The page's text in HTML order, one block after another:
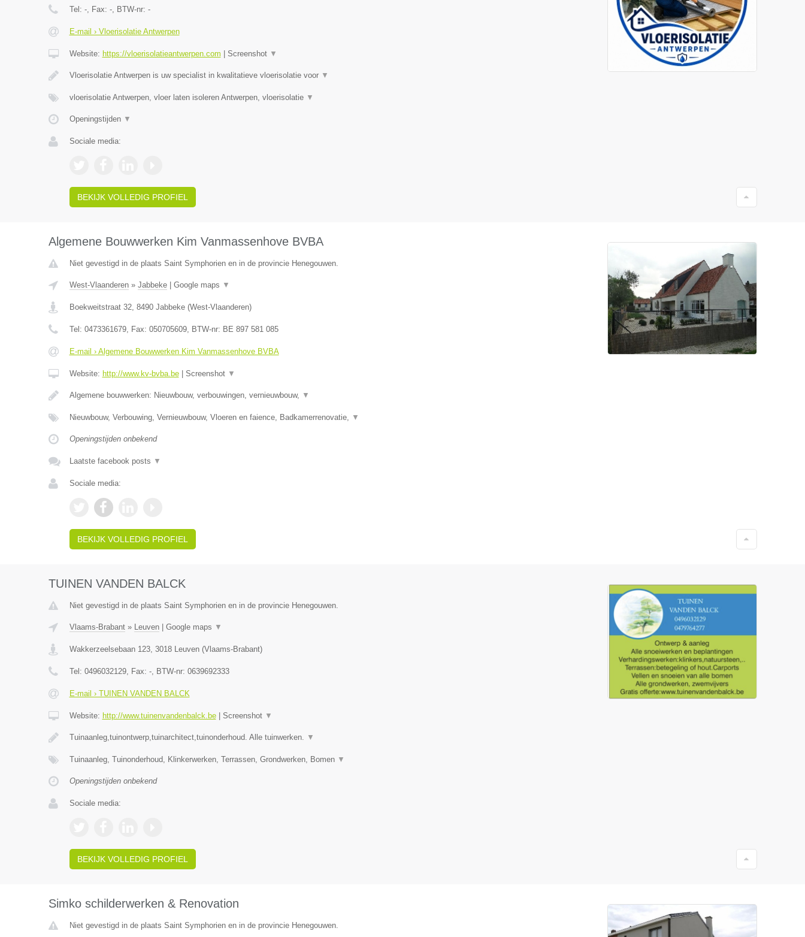
Tel: -, Fax: -, BTW-nr: -
E-mail › Vloerisolatie Antwerpen
Website: https://vloerisolatieantwerpen.com Screenshot ▼
Vloerisolatie Antwerpen is uw specialist in kwalitatieve vloerisolatie voor ▼
vloerisolatie Antwerpen, vloer laten isoleren Antwerpen, vloerisolatie ▼
Openingstijden ▼
Sociale media:
BEKIJK VOLLEDIG PROFIEL
Algemene Bouwwerken Kim Vanmassenhove BVBA
Niet gevestigd in de plaats Saint Symphorien en in de provincie Henegouwen.
West-Vlaanderen» Jabbeke| Google maps ▼
Boekweitstraat 32, 8490 Jabbeke(West-Vlaanderen)
Tel: 0473361679, Fax: 050705609, BTW-nr: BE 897 581 085
E-mail › Algemene Bouwwerken Kim Vanmassenhove BVBA
Website: http://www.kv-bvba.be| Screenshot ▼
Algemene bouwwerken: Nieuwbouw, verbouwingen, vernieuwbouw, ▼
Nieuwbouw, Verbouwing, Vernieuwbouw, Vloeren en faience, Badkamerrenovatie, ▼
Openingstijden onbekend
Laatste facebook posts ▼
Sociale media:
BEKIJK VOLLEDIG PROFIEL
TUINEN VANDEN BALCK
Niet gevestigd in de plaats Saint Symphorien en in de provincie Henegouwen.
Vlaams-Brabant» Leuven| Google maps ▼
Wakkerzeelsebaan 123, 3018 Leuven(Vlaams-Brabant)
Tel: 0496032129, Fax: -, BTW-nr: 0639692333
E-mail › TUINEN VANDEN BALCK
Website: http://www.tuinenvandenbalck.be| Screenshot ▼
Tuinaanleg,tuinontwerp,tuinarchitect,tuinonderhoud. Alle tuinwerken. ▼
Tuinaanleg, Tuinonderhoud, Klinkerwerken, Terrassen, Grondwerken, Bomen ▼
Openingstijden onbekend
Sociale media:
BEKIJK VOLLEDIG PROFIEL
Simko schilderwerken & Renovation
Niet gevestigd in de plaats Saint Symphorien en in de provincie Henegouwen.